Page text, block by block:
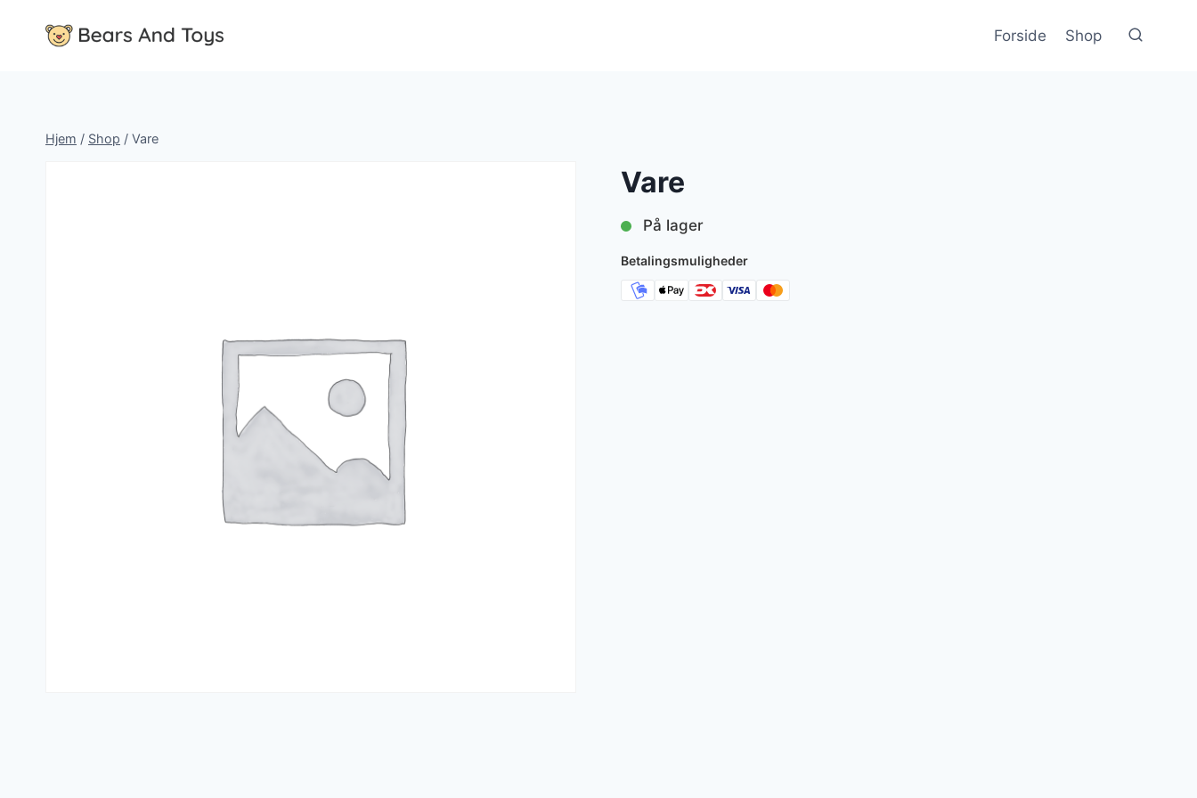
Forside Shop
Hjem / Shop / Vare
Vare
På lager
Betalingsmuligheder